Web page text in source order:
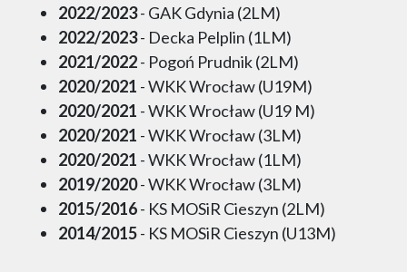
2022/2023- GAK Gdynia (2LM)
2022/2023- Decka Pelplin (1LM)
2021/2022- Pogoń Prudnik (2LM)
2020/2021 - WKK Wrocław (U19M)
2020/2021 - WKK Wrocław (U19 M)
2020/2021 - WKK Wrocław (3LM)
2020/2021 - WKK Wrocław (1LM)
2019/2020- WKK Wrocław (3LM)
2015/2016- KS MOSiR Cieszyn (2LM)
2014/2015- KS MOSiR Cieszyn (U13M)